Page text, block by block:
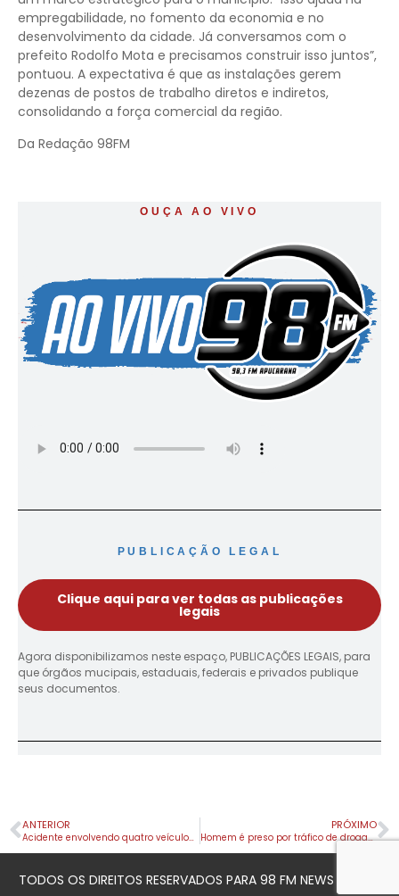
empregabilidade, no fomento da economia e no
desenvolvimento da cidade. Já conversamos com o
prefeito Rodolfo Mota e precisamos construir isso juntos”,
pontuou. A expectativa é que as instalações gerem
dezenas de postos de trabalho diretos e indiretos,
consolidando a força comercial da região.
Da Redação 98FM
OUÇA AO VIVO
PUBLICAÇÃO LEGAL
Clique aqui para ver todas as publicações
legais
Agora disponibilizamos neste espaço, PUBLICAÇÕES LEGAIS, para
que órgãos mucipais, estaduais, federais e privados publique
seus documentos.
ANTERIOR
Acidente envolvendo quatro veículos deixa cinco feridos na Avenida Brasil, em Apucarana
PRÓXIMO
Homem é preso por tráfico de drogas em conveniência de Apucarana
TODOS OS DIREITOS RESERVADOS PARA 98 FM NEWS © 2023